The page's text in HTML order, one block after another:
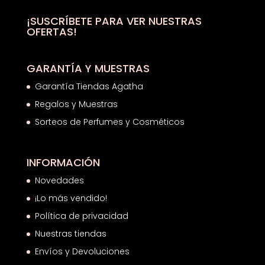
¡SUSCRÍBETE PARA VER NUESTRAS
OFERTAS!
GARANTÍA Y MUESTRAS
Garantía Tiendas Agatha
Regalos y Muestras
Sorteos de Perfumes y Cosméticos
INFORMACIÓN
Novedades
¡Lo más vendido!
Política de privacidad
Nuestras tiendas
Envíos y Devoluciones